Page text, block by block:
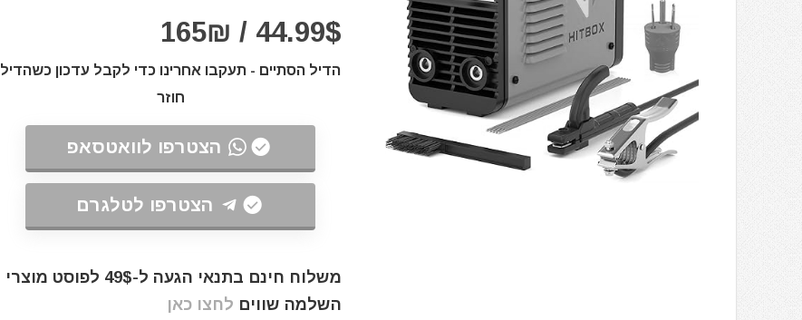
44.99$ / 165₪
הדיל הסתיים - תעקבו אחרינו כדי לקבל עדכון כשהדיל
חוזר
הצטרפו לוואטסאפ
הצטרפו לטלגרם
משלוח חינם בתנאי הגעה ל-49$ לפוסט מוצרי
השלמה שווים לחצו כאן